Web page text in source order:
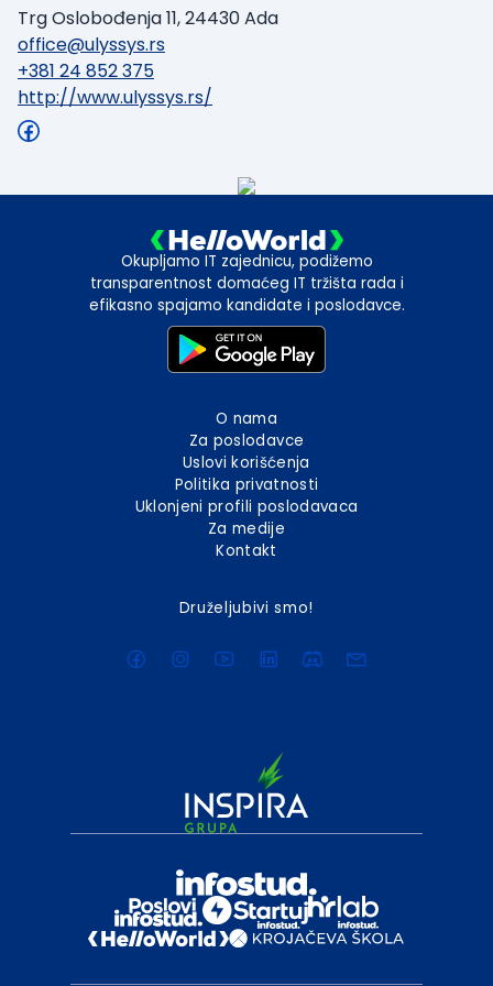
Trg Oslobođenja 11, 24430 Ada
office@ulyssys.rs
+381 24 852 375
http://www.ulyssys.rs/
Okupljamo IT zajednicu, podižemo
transparentnost domaćeg IT tržišta rada i
efikasno spajamo kandidate i poslodavce.
O nama
Za poslodavce
Uslovi korišćenja
Politika privatnosti
Uklonjeni profili poslodavaca
Za medije
Kontakt
Druželjubivi smo!